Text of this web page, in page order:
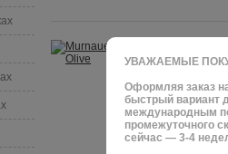
УВАЖАЕМЫЕ
Оформляя заказ
быстрый вариант
международным
промежуточного
сейчас — 3-4
23